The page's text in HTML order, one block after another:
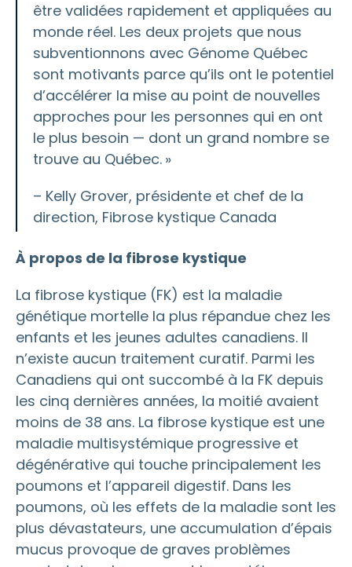
être validées rapidement et appliquées au
monde réel. Les deux projets que nous
subventionnons avec Génome Québec
sont motivants parce qu’ils ont le potentiel
d’accélérer la mise au point de nouvelles
approches pour les personnes qui en ont
le plus besoin — dont un grand nombre se
trouve au Québec. »
– Kelly Grover, présidente et chef de la
direction, Fibrose kystique Canada
À propos de la fibrose kystique
La fibrose kystique (FK) est la maladie
génétique mortelle la plus répandue chez les
enfants et les jeunes adultes canadiens. Il
n’existe aucun traitement curatif. Parmi les
Canadiens qui ont succombé à la FK depuis
les cinq dernières années, la moitié avaient
moins de 38 ans. La fibrose kystique est une
maladie multisystémique progressive et
dégénérative qui touche principalement les
poumons et l’appareil digestif. Dans les
poumons, où les effets de la maladie sont les
plus dévastateurs, une accumulation d’épais
mucus provoque de graves problèmes